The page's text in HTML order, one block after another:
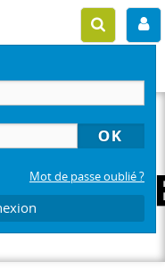
Mot de passe oublié ?